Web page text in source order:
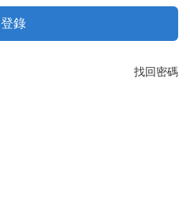
登錄
找回密碼